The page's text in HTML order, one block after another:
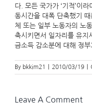
다. 모든 국가가 ‘기적’이
동시간을 대폭 단축했기
체 또는 일부 노동자의 노
축시키면서 일자리를 유지
금소득 감소분에 대해 정
By bkkim21 2010/03/19
Leave A Comment